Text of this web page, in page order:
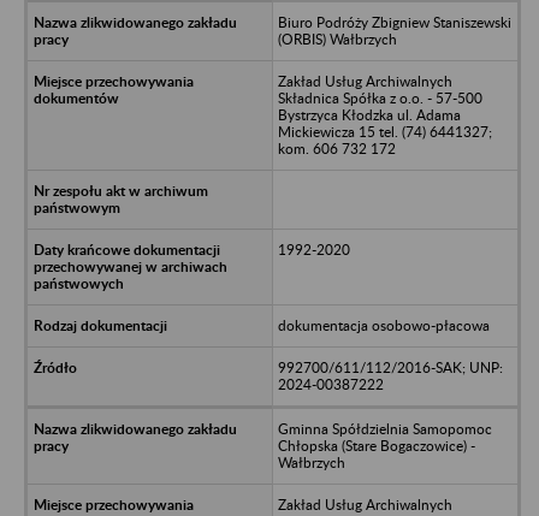
Biuro Podróży Zbigniew Staniszewski
(ORBIS) Wałbrzych
Zakład Usług Archiwalnych
Składnica Spółka z o.o. - 57-500
Bystrzyca Kłodzka ul. Adama
Mickiewicza 15 tel. (74) 6441327;
kom. 606 732 172
1992-2020
dokumentacja osobowo-płacowa
992700/611/112/2016-SAK; UNP:
2024-00387222
Gminna Spółdzielnia Samopomoc
Chłopska (Stare Bogaczowice) -
Wałbrzych
Zakład Usług Archiwalnych